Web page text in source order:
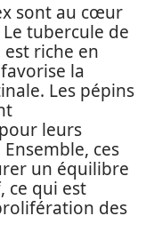
sont au cœur
tubercule de
riche en
la
Les pépins
leurs
ces
un équilibre
ce qui est
des